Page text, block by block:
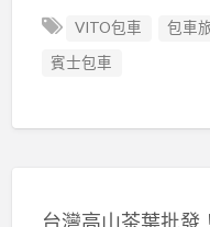
VITO包車 包車
賓士包車
台灣高山茶葉批發